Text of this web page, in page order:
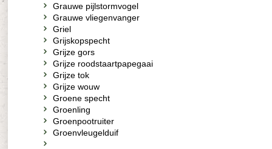
Grauwe pijlstormvogel
Grauwe vliegenvanger
Griel
Grijskopspecht
Grijze gors
Grijze roodstaartpapegaai
Grijze tok
Grijze wouw
Groene specht
Groenling
Groenpootruiter
Groenvleugelduif